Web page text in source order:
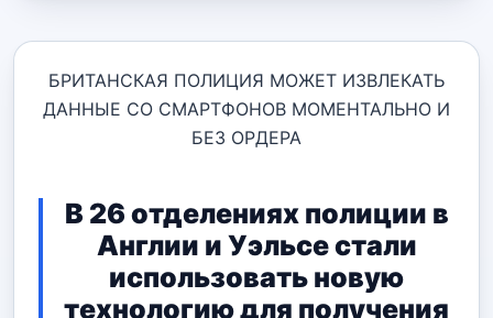
БРИТАНСКАЯ ПОЛИЦИЯ МОЖЕТ ИЗВЛЕКАТЬ
ДАННЫЕ СО СМАРТФОНОВ МОМЕНТАЛЬНО И
БЕЗ ОРДЕРА
В 26 отделениях полиции в
Англии и Уэльсе стали
использовать новую
технологию для получения